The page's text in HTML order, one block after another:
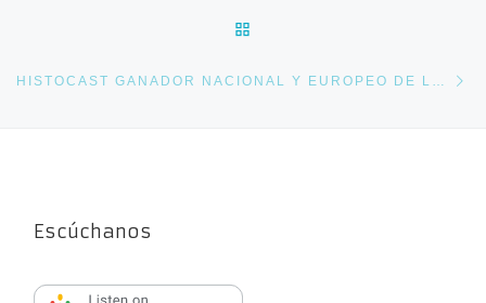
HISTOCAST GANADOR NACIONAL Y EUROPEO DE LOS EUROPEAN PODCAST AWARD 2012
Escúchanos